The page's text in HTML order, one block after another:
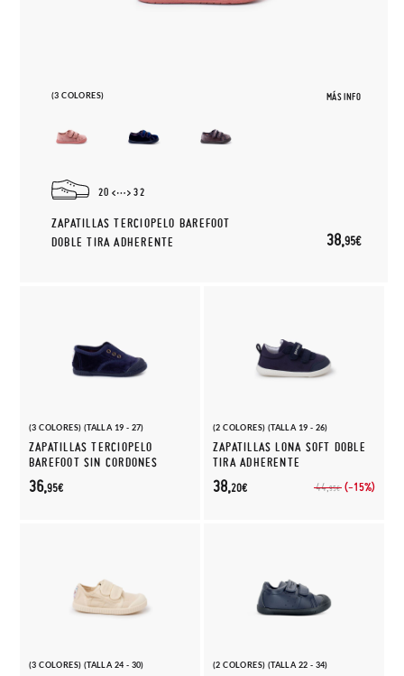
(3 COLORES) MÁS INFO
20 32
ZAPATILLAS TERCIOPELO BAREFOOT
DOBLE TIRA ADHERENTE
38,95€
(3 COLORES) (TALLA 19 - 27)
ZAPATILLAS TERCIOPELO
BAREFOOT SIN CORDONES
36,95€
(2 COLORES) (TALLA 19 - 26)
ZAPATILLAS LONA SOFT DOBLE
TIRA ADHERENTE
44,95€ (-15%)
38,20€
(3 COLORES) (TALLA 24 - 30) (2 COLORES) (TALLA 22 - 34)